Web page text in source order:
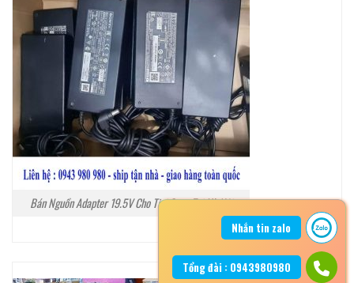
Bán Nguồn Adapter 19.5V Cho Tivi Sony Tại Hà Nội
Nhắn tin zalo
Tổng đài : 0943980980